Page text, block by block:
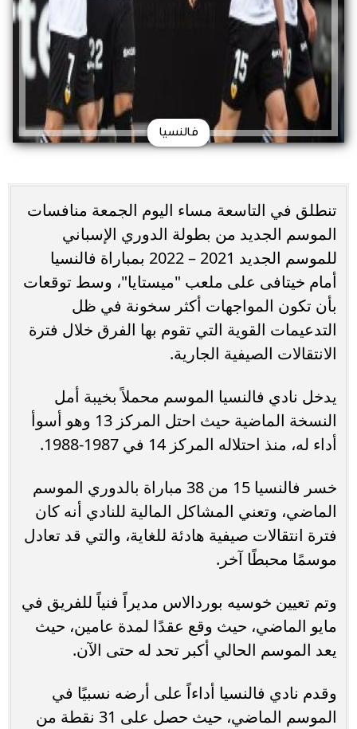
فالنسيا
تنطلق في التاسعة مساء اليوم الجمعة منافسات
الموسم الجديد من بطولة الدوري الإسباني
للموسم الجديد 2021 – 2022 بمباراة فالنسيا
أمام خيتافى على ملعب "ميستايا"، وسط توقعات
بأن تكون المواجهات أكثر سخونة في ظل
التدعيمات القوية التي تقوم بها الفرق خلال فترة
الانتقالات الصيفية الجارية.
يدخل نادي فالنسيا الموسم محملاً بخيبة أمل
النسخة الماضية حيث احتل المركز 13 وهو أسوأ
أداء له، منذ احتلاله المركز 14 في 1987-1988.
خسر فالنسيا 15 من 38 مباراة بالدوري الموسم
الماضي، وتعني المشاكل المالية للنادي أنه كان
فترة انتقالات صيفية هادئة للغاية، والتي قد تعادل
موسمًا محبطًا آخر.
وتم تعيين خوسيه بوردالاس مديراً فنياً للفريق في
مايو الماضي، حيث وقع عقدًا لمدة عامين، حيث
يعد الموسم الحالي أكبر تحد له حتى الآن.
وقدم نادي فالنسيا أداءاً على أرضه نسبيًا في
الموسم الماضي، حيث حصل على 31 نقطة من